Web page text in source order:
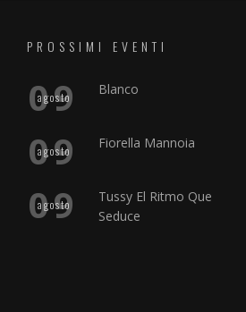
PROSSIMI EVENTI
09
agosto Blanco
09
agosto Fiorella Mannoia
09
agosto
Tussy El Ritmo Que
Seduce